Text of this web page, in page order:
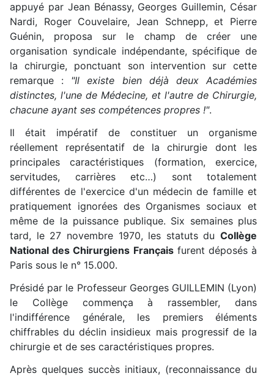
appuyé par Jean Bénassy, Georges Guillemin, César
Nardi, Roger Couvelaire, Jean Schnepp, et Pierre
Guénin, proposa sur le champ de créer une
organisation syndicale indépendante, spécifique de
la chirurgie, ponctuant son intervention sur cette
remarque : "Il existe bien déjà deux Académies
distinctes, l'une de Médecine, et l'autre de Chirurgie,
chacune ayant ses compétences propres !".
Il était impératif de constituer un organisme
réellement représentatif de la chirurgie dont les
principales caractéristiques (formation, exercice,
servitudes, carrières etc…) sont totalement
différentes de l'exercice d'un médecin de famille et
pratiquement ignorées des Organismes sociaux et
même de la puissance publique. Six semaines plus
tard, le 27 novembre 1970, les statuts du Collège
National des Chirurgiens Françaisfurent déposés à
Paris sous le n° 15.000.
Présidé par le Professeur Georges GUILLEMIN (Lyon)
le Collège commença à rassembler, dans
l'indifférence générale, les premiers éléments
chiffrables du déclin insidieux mais progressif de la
chirurgie et de ses caractéristiques propres.
Après quelques succès initiaux, (reconnaissance du